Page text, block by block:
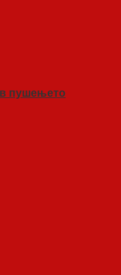
пушењето